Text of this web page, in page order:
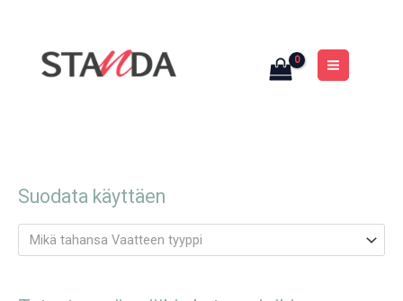
sisältöön
MENU
Suodata käyttäen
Mikä tahansa Vaatteen tyyppi